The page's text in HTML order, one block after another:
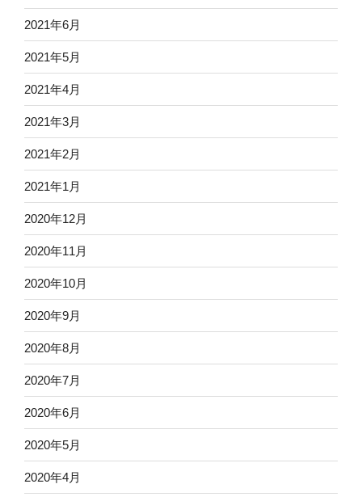
2021年6月
2021年5月
2021年4月
2021年3月
2021年2月
2021年1月
2020年12月
2020年11月
2020年10月
2020年9月
2020年8月
2020年7月
2020年6月
2020年5月
2020年4月